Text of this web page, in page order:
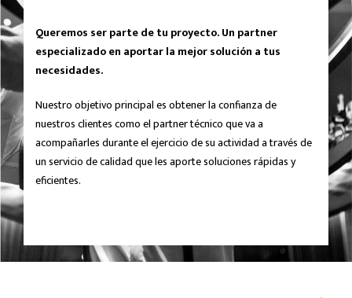
Queremos ser parte de tu proyecto. Un partner
especializado en aportar la mejor solución a tus
necesidades.
Nuestro objetivo principal es obtener la confianza de
nuestros clientes como el partner técnico que va a
acompañarles durante el ejercicio de su actividad a través de
un servicio de calidad que les aporte soluciones rápidas y
eficientes.